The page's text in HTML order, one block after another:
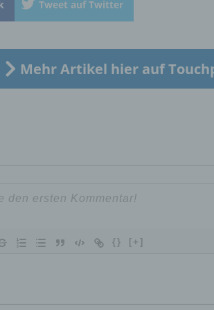
Tweet auf Twitter
Mehr Artikel hier auf
{} [+]
beziehen. Als identifizierbar wird eine
direkt oder indirekt, insbesondere mittels
zu einer Online-Kennung oder
besonderen Merkmalen, die Ausdruck
genetischen, psychischen,
oder sozialen Identität dieser
personenbezogene Daten von dem für
mit oder ohne Hilfe automatisierter